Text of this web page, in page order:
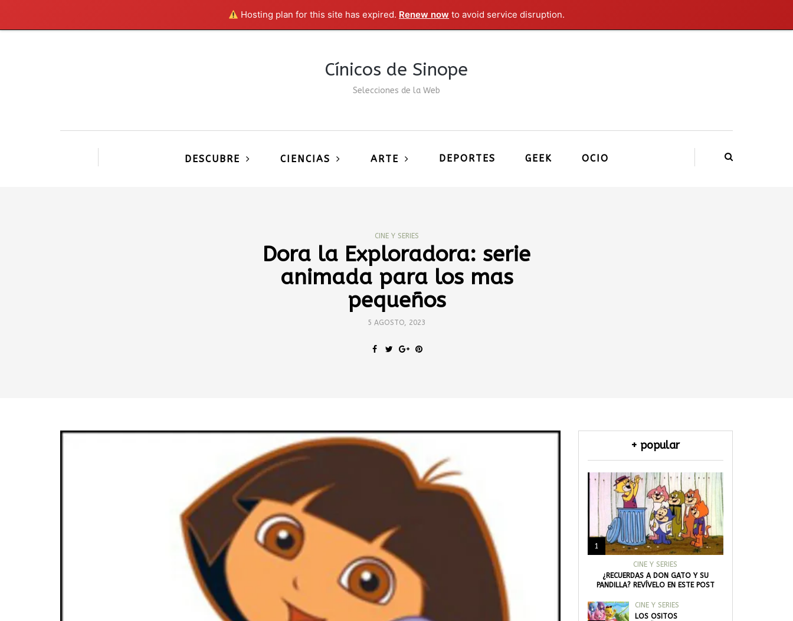
Hosting plan for this site has expired. Renew now to avoid service disruption.
Cínicos de Sinope
Selecciones de la Web
DESCUBRE CIENCIAS ARTE DEPORTES GEEK OCIO
CINE Y SERIES
Dora la Exploradora: serie
animada para los mas
pequeños
5 AGOSTO, 2023
+ popular
1
CINE Y SERIES
¿RECUERDAS A DON GATO Y SU
PANDILLA? REVÍVELO EN ESTE POST
CINE Y SERIES
LOS OSITOS